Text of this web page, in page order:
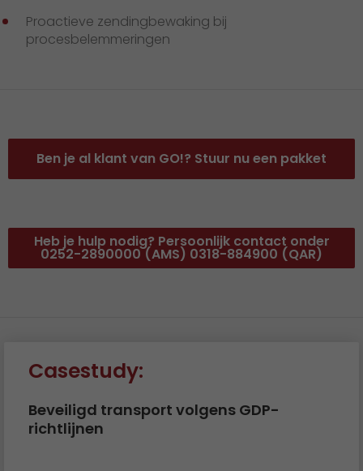
Proactieve zendingbewaking bij
procesbelemmeringen
Ben je al klant van GO!? Stuur nu een pakket
Heb je hulp nodig? Persoonlijk contact onder
0252-2890000 (AMS) 0318-884900 (QAR)
Casestudy:
Beveiligd transport volgens GDP-
richtlijnen